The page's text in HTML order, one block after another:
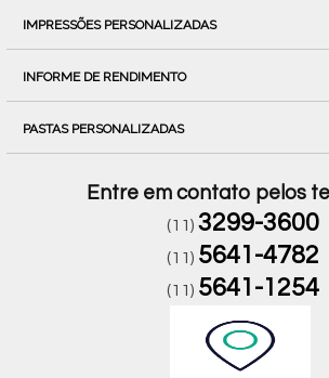
IMPRESSÕES PERSONALIZADAS
INFORME DE RENDIMENTO
PASTAS PERSONALIZADAS
Entre em contato pelos
(11) 3299-3600
(11) 5641-4782
(11) 5641-1254